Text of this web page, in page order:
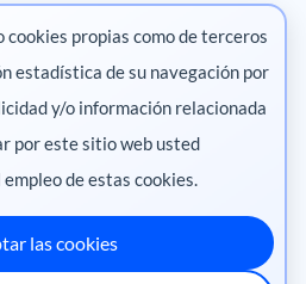
digital
Pharma
México
·
Ecuador·Perú·
propias como de terceros
estadística de su navegación por
y/o información relacionada
por este sitio web usted
de estas cookies.
las cookies